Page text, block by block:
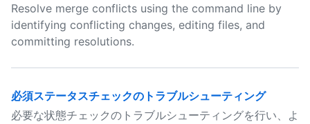
Resolve merge conflicts using the command line by
identifying conflicting changes, editing files, and
committing resolutions.
必須ステータスチェックのトラブルシューティング
必要な状態チェックのトラブルシューティングを行い、よ